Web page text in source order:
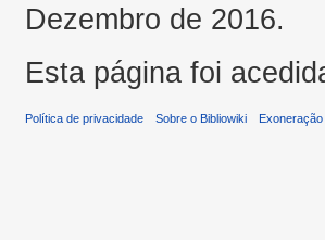
Dezembro de 2016.
Esta página foi
Política de privacidade Sobre o Bibliowiki